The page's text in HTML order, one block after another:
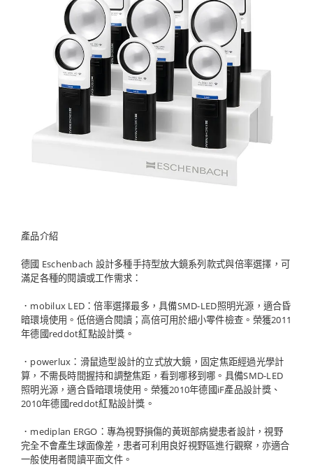
產品介紹
德國 Eschenbach 設計多種手持型放大鏡系列款式與倍率選擇，可
滿足各種的閱讀或工作需求：
．mobilux LED：倍率選擇最多，具備SMD-LED照明光源，適合昏
暗環境使用。低倍適合閱讀；高倍可用於細小零件檢查。榮獲2011
年德國reddot紅點設計獎。
．powerlux：滑鼠造型設計的立式放大鏡，固定焦距經過光學計
算，不需長時間握持和調整焦距，看到哪移到哪。具備SMD-LED
照明光源，適合昏暗環境使用。榮獲2010年德國iF產品設計獎、
2010年德國reddot紅點設計獎。
．mediplan ERGO：專為視野損傷的黃斑部病變患者設計，視野
完全不會產生球面像差，患者可利用良好視野區進行觀察，亦適合
一般使用者閱讀平面文件。